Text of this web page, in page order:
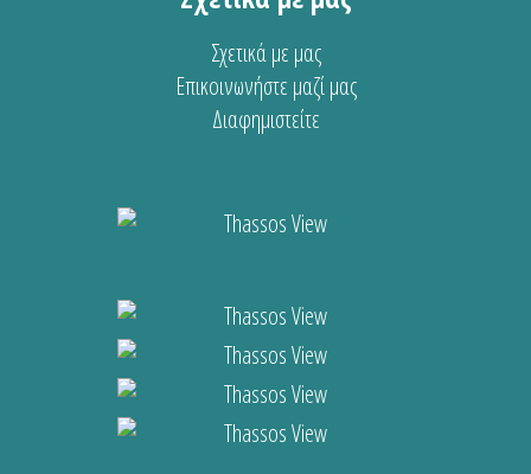
Σχετικά με μας
Επικοινωνήστε μαζί μας
Διαφημιστείτε